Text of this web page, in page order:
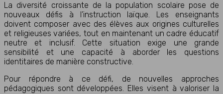
La diversité croissante de la population scolaire pose de
nouveaux défis à l’instruction laïque. Les enseignants
doivent composer avec des élèves aux origines culturelles
et religieuses variées, tout en maintenant un cadre éducatif
neutre et inclusif. Cette situation exige une grande
sensibilité et une capacité à aborder les questions
identitaires de manière constructive.
Pour répondre à ce défi, de nouvelles approches
pédagogiques sont développées. Elles visent à valoriser la